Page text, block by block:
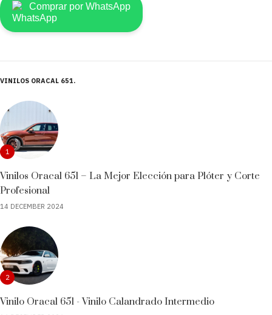
Comprar por WhatsApp
VINILOS ORACAL 651
1
Vinilos Oracal 651 – La Mejor Elección para Plóter y Corte
Profesional
14 DECEMBER 2024
2
Vinilo Oracal 651 - Vinilo Calandrado Intermedio